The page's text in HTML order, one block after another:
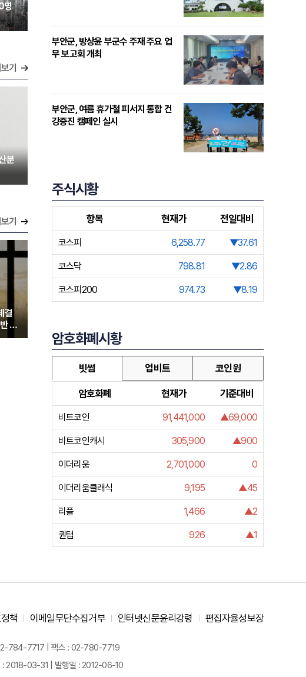
명
기
분
기
결
강
부안군, 방상윤 부군수 주재 주요 업
무 보고회 개최
부안군, 여름 휴가철 피서지 통합 건
강증진 캠페인 실시
주식시황
항목 현재가 전일대비
코스피 6,258.77 ▼37.61
코스닥 798.81 ▼2.86
코스피200 974.73 ▼8.19
암호화폐시황
빗썸 업비트 코인원
암호화폐 현재가 기준대비
비트코인 91,441,000 ▲69,000
비트코인캐시 305,900 ▲900
이더리움 2,701,000 0
이더리움클래식 9,195 ▲45
리플 1,466 ▲2
퀀텀 926 ▲1
책 이메일무단수집거부 인터넷신문윤리강령 편집자율성보장
02-784-7717 | 팩스 : 02-780-7719
: 2018-03-31 | 발행일 : 2012-06-10